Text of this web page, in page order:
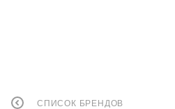
СПИСОК БРЕНДОВ